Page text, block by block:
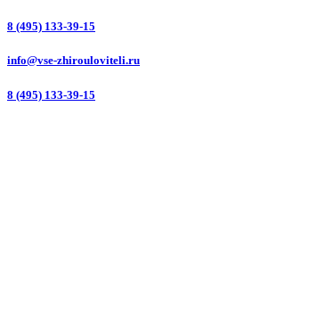
8 (495) 133-39-15
info@vse-zhirouloviteli.ru
8 (495) 133-39-15